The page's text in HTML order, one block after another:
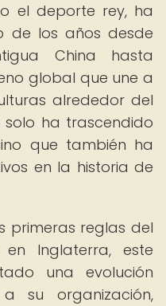
el deporte rey, ha
de los años desde
China hasta
global que une a
alrededor del
solo ha trascendido
que también ha
en la historia de
primeras reglas del
Inglaterra, este
una evolución
su organización,